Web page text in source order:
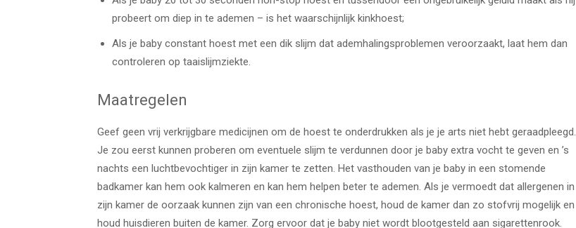
probeert om diep in te ademen – is het waarschijnlijk kinkhoest;
Als je baby constant hoest met een dik slijm dat ademhalingsproblemen veroorzaakt, laat hem dan
controleren op taaislijmziekte.
Maatregelen
Geef geen vrij verkrijgbare medicijnen om de hoest te onderdrukken als je je arts niet hebt geraadpleegd.
Je zou eerst kunnen proberen om eventuele slijm te verdunnen door je baby extra vocht te geven en ’s
nachts een luchtbevochtiger in zijn kamer te zetten. Het vasthouden van je baby in een stomende
badkamer kan hem ook kalmeren en kan hem helpen beter te ademen. Als je vermoedt dat allergenen in
zijn kamer de oorzaak kunnen zijn van een chronische hoest, houd de kamer dan zo stofvrij mogelijk en
houd huisdieren buiten de kamer. Zorg ervoor dat je baby niet wordt blootgesteld aan sigarettenrook.